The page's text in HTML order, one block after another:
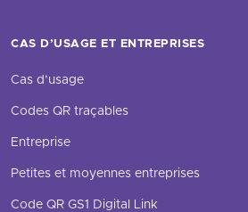
CAS D’USAGE ET ENTREPRISES
Cas d’usage
Codes QR traçables
Entreprise
Petites et moyennes entreprises
Code QR GS1 Digital Link